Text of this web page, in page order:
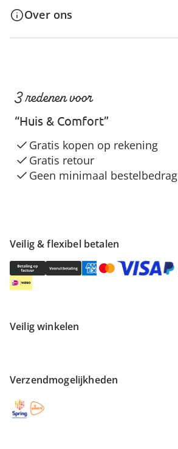
Over ons
Veilig & flexibel betalen
Veilig winkelen
Verzendmogelijkheden
3 redenen voor
“Huis & Comfort”
Gratis kopen op rekening
Gratis retour
Geen minimaal bestelbedrag